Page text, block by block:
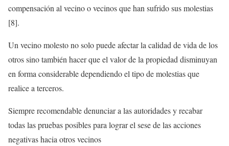
compensación al vecino o vecinos que han sufrido sus molestias
[8].
Un vecino molesto no solo puede afectar la calidad de vida de los
otros sino también hacer que el valor de la propiedad disminuyan
en forma considerable dependiendo el tipo de molestias que
realice a terceros.
Siempre recomendable denunciar a las autoridades y recabar
todas las pruebas posibles para lograr el sese de las acciones
negativas hacia otros vecinos